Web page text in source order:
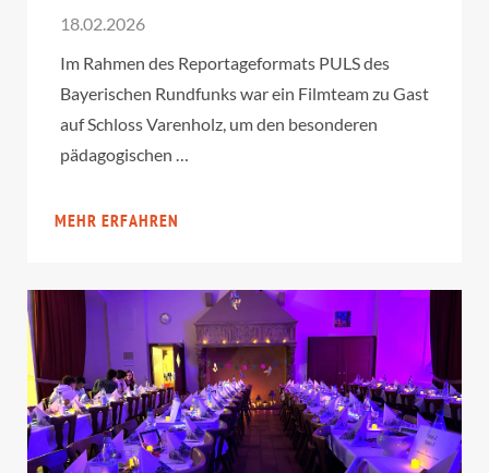
18.02.2026
Im Rahmen des Reportageformats PULS des
Bayerischen Rundfunks war ein Filmteam zu Gast
auf Schloss Varenholz, um den besonderen
pädagogischen …
MEHR ERFAHREN